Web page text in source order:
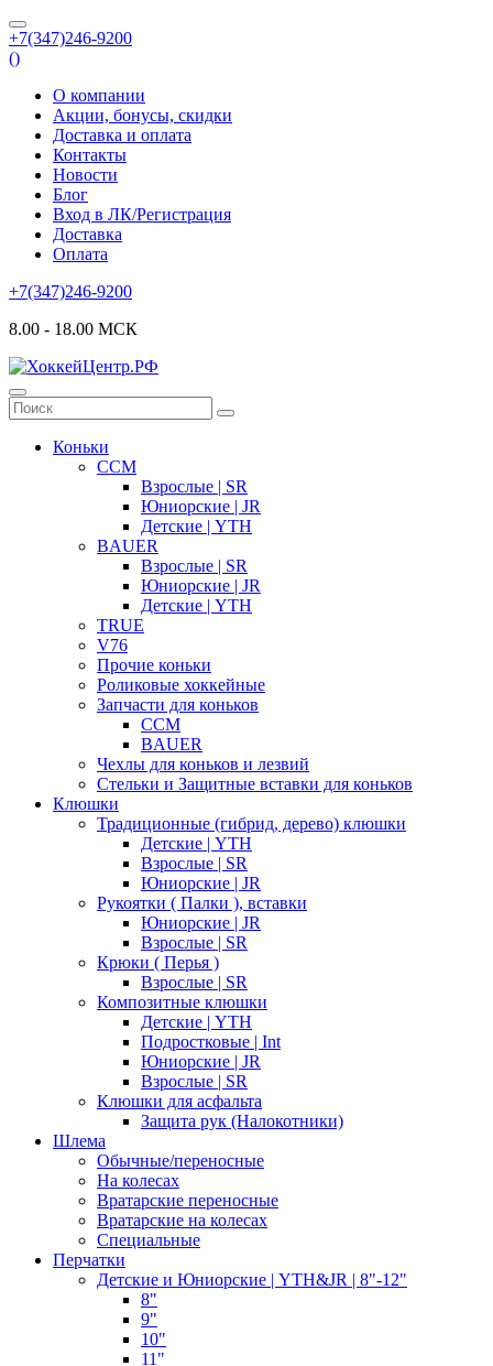
+7(347)246-9200
()
О компании
Акции, бонусы, скидки
Доставка и оплата
Контакты
Новости
Блог
Вход в ЛК/Регистрация
Доставка
Оплата
+7(347)246-9200
8.00 - 18.00 МСК
Коньки
CCM
Взрослые | SR
Юниорские | JR
Детские | YTH
BAUER
Взрослые | SR
Юниорские | JR
Детские | YTH
TRUE
V76
Прочие коньки
Роликовые хоккейные
Запчасти для коньков
CCM
BAUER
Чехлы для коньков и лезвий
Стельки и Защитные вставки для коньков
Клюшки
Традиционные (гибрид, дерево) клюшки
Детские | YTH
Взрослые | SR
Юниорские | JR
Рукоятки ( Палки ), вставки
Юниорские | JR
Взрослые | SR
Крюки ( Перья )
Взрослые | SR
Композитные клюшки
Детские | YTH
Подростковые | Int
Юниорские | JR
Взрослые | SR
Клюшки для асфальта
Защита рук (Налокотники)
Шлема
Обычные/переносные
На колесах
Вратарские переносные
Вратарские на колесах
Специальные
Перчатки
Детские и Юниорские | YTH&JR | 8"-12"
8"
9"
10"
11"